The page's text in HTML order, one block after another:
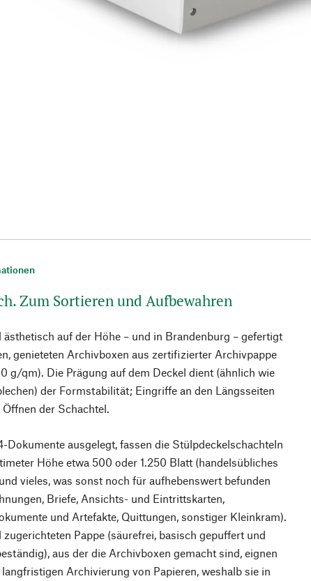
Zum Sortieren und Aufbewahren
auf der Höhe – und in Brandenburg – gefertigt
genieteten Archivboxen aus zertifizierter Archivpappe
g/qm). Die Prägung auf dem Deckel dient (ähnlich wie
der Formstabilität; Eingriffe an den Längsseiten
der Schachtel.
Dokumente ausgelegt, fassen die Stülpdeckelschachteln
Höhe etwa 500 oder 1.250 Blatt (handelsübliches
vieles, was sonst noch für aufhebenswert befunden
Briefe, Ansichts- und Eintrittskarten,
und Artefakte, Quittungen, sonstiger Kleinkram).
zugerichteten Pappe (säurefrei, basisch gepuffert und
aus der die Archivboxen gemacht sind, eignen
Archivierung von Papieren, weshalb sie in